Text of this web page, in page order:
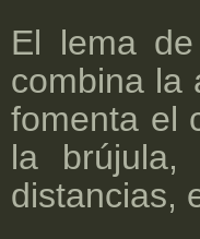
El lema
combina la
fomenta el
la brújula,
distancias,